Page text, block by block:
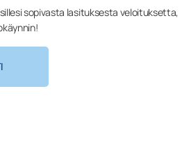
sopivasta lasituksesta veloituksetta,